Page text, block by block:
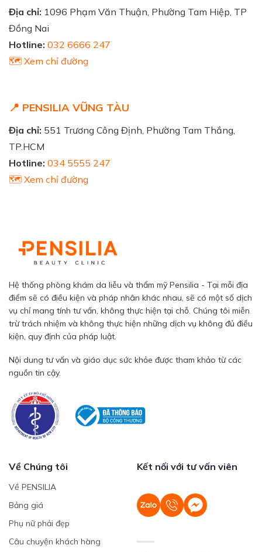
Địa chỉ: 1096 Phạm Văn Thuận, Phường Tam Hiệp, TP
Đồng Nai
Hotline: 032 6666 247
🗺️ Xem chỉ đường
📍 PENSILIA VŨNG TÀU
Địa chỉ: 551 Trương Công Định, Phường Tam Thắng,
TP.HCM
Hotline: 034 5555 247
🗺️ Xem chỉ đường
Hệ thống phòng khám da liễu và thẩm mỹ Pensilia - Tại mỗi địa
điểm sẽ có điều kiện và pháp nhân khác nhau, sẽ có một số dịch
vụ chỉ mang tính tư vấn, không thực hiện tại chỗ. Chúng tôi miễn
trừ trách nhiệm và không thực hiện những dịch vụ không đủ điều
kiện, quy định của pháp luật.
Nội dung tư vấn và giáo dục sức khỏe được tham khảo từ các
nguồn tin cậy.
Về Chúng tôi
Về PENSILIA
Bảng giá
Phụ nữ phải đẹp
Câu chuyện khách hàng
Kết nối với tư vấn viên